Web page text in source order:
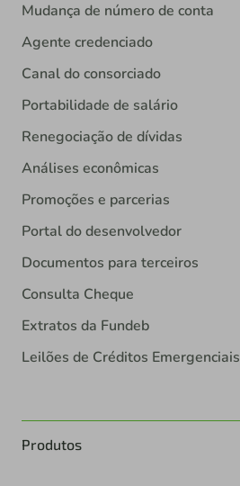
Mudança de número de conta
Agente credenciado
Canal do consorciado
Portabilidade de salário
Renegociação de dívidas
Análises econômicas
Promoções e parcerias
Portal do desenvolvedor
Documentos para terceiros
Consulta Cheque
Extratos da Fundeb
Leilões de Créditos Emergenciais
Produtos